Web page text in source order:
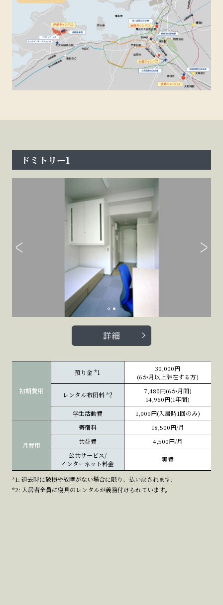
ドミトリー1
詳細
初期費用
預り金*1
30,000円
(6か月以上滞在する方)
レンタル布団料*2
7,480円(6か月間)
14,960円(1年間)
学生活動費
1,000円(入居時1回のみ)
月費用
寄宿料
18,500円/月
共益費
4,500円/月
公共サービス/
インターネット料金
実費
*1: 退去時に破損や故障がない場合に限り、払い戻されます.
*2: 入居者全員に寝具のレンタルが義務付けられています。